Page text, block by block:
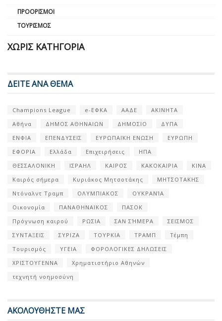
ΠΡΟΟΡΙΣΜΟΊ
ΤΟΥΡΙΣΜΌΣ
ΧΩΡΊΣ ΚΑΤΗΓΟΡΊΑ
ΔΕΙΤΕ ΑΝΑ ΘΕΜΑ
Champions League e-ΕΦΚΑ ΑΑΔΕ
ΑΚΙΝΗΤΑ
Αθήνα
ΔΗΜΟΣ ΑΘΗΝΑΙΩΝ ΔΗΜΟΣΙΟ
ΔΥΠΑ
ΕΝΦΙΑ
ΕΠΕΝΔΥΣΕΙΣ ΕΥΡΩΠΑΪΚΗ ΕΝΩΣΗ
ΕΥΡΩΠΗ
ΕΦΟΡΙΑ
Ελλάδα Επιχειρήσεις
ΗΠΑ
ΘΕΣΣΑΛΟΝΙΚΗ
ΙΣΡΑΗΛ ΚΑΙΡΟΣ ΚΑΚΟΚΑΙΡΙΑ
ΚΙΝΑ
Καιρός σήμερα
Κυριάκος Μητσοτάκης
ΜΗΤΣΟΤΑΚΗΣ
Ντόναλντ Τραμπ
ΟΛΥΜΠΙΑΚΟΣ
ΟΥΚΡΑΝΊΑ
Οικονομία
ΠΑΝΑΘΗΝΑΙΚΟΣ
ΠΑΣΟΚ
Πρόγνωση καιρού
ΡΩΣΙΑ ΣΑΝ ΣΉΜΕΡΑ
ΣΕΙΣΜΟΣ
ΣΥΝΤΑΞΕΙΣ
ΣΥΡΙΖΑ ΤΟΥΡΚΙΑ ΤΡΑΜΠ
Τέμπη
Τουρισμός
ΥΓΕΙΑ
ΦΟΡΟΛΟΓΙΚΕΣ ΔΗΛΩΣΕΙΣ
ΧΡΙΣΤΟΥΓΕΝΝΑ
Χρηματιστήριο Αθηνών
τεχνητή νοημοσύνη
ΑΚΟΛΟΥΘΗΣΤΕ ΜΑΣ